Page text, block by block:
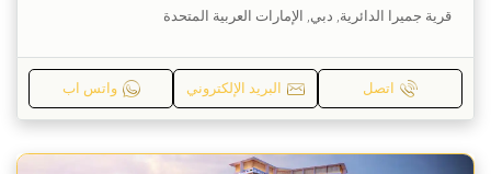
قرية جميرا الدائرية, دبي, الإمارات العربية المتحدة
اتصل البريد الإلكتروني واتس اب